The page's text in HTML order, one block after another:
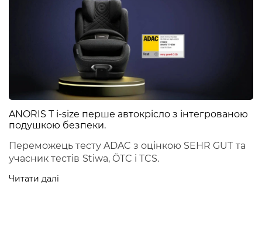
ANORIS T i-size перше автокрісло з інтегрованою
подушкою безпеки.
Переможець тесту ADAC з оцінкою SEHR GUT та
учасник тестів Stiwa, ÖTC і TCS.
Читати далі